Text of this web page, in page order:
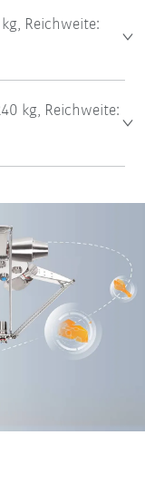
Reichweite:
kg, Reichweite: